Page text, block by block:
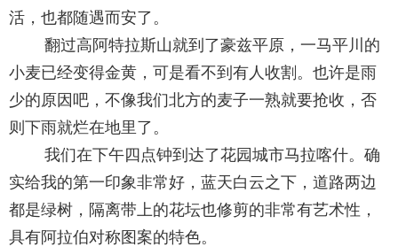
活，也都随遇而安了。
翻过高阿特拉斯山就到了豪兹平原，一马平川的
小麦已经变得金黄，可是看不到有人收割。也许是雨
少的原因吧，不像我们北方的麦子一熟就要抢收，否
则下雨就烂在地里了。
我们在下午四点钟到达了花园城市马拉喀什。确
实给我的第一印象非常好，蓝天白云之下，道路两边
都是绿树，隔离带上的花坛也修剪的非常有艺术性，
具有阿拉伯对称图案的特色。